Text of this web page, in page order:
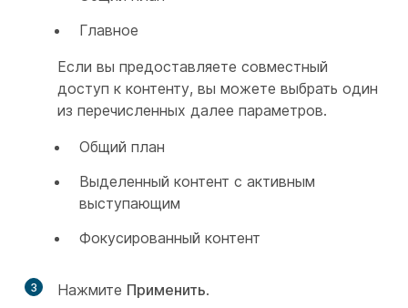
Главное
Если вы предоставляете совместный
доступ к контенту, вы можете выбрать один
из перечисленных далее параметров.
Общий план
Выделенный контент с активным
выступающим
Фокусированный контент
3 Нажмите Применить.